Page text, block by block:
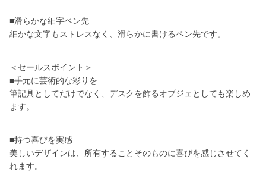
■滑らかな細字ペン先
細かな文字もストレスなく、滑らかに書けるペン先です。
＜セールスポイント＞
■手元に芸術的な彩りを
筆記具としてだけでなく、デスクを飾るオブジェとしても楽しめ
ます。
■持つ喜びを実感
美しいデザインは、所有することそのものに喜びを感じさせてく
れます。